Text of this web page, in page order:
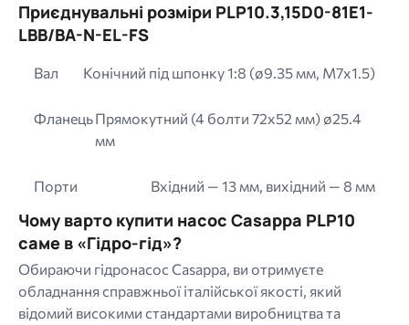
Приєднувальні розміри PLP10.3,15D0-81E1-
LBB/BA-N-EL-FS
Вал Конічний під шпонку 1:8 (ø9.35 мм, M7x1.5)
ФланецьПрямокутний (4 болти 72х52 мм) ø25.4
мм
Порти Вхідний — 13 мм, вихідний — 8 мм
Чому варто купити насос Casappa PLP10
саме в «Гідро-гід»?
Обираючи гідронасос Casappa, ви отримуєте
обладнання справжньої італійської якості, який
відомий високими стандартами виробництва та